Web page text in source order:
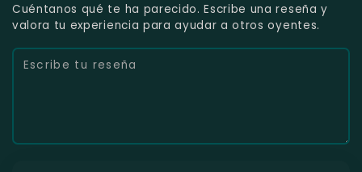
Cuéntanos qué te ha parecido. Escribe una reseña y
valora tu experiencia para ayudar a otros oyentes.